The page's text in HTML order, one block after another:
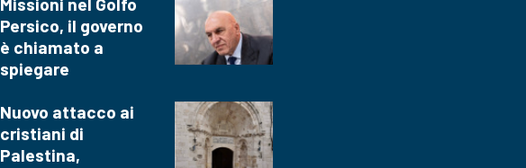
Persico, il governo
è chiamato a
spiegare
Nuovo attacco ai
cristiani di
Palestina,